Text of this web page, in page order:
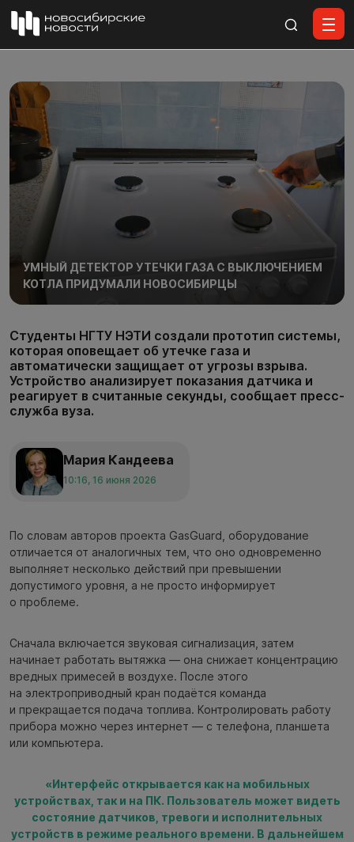
УМНЫЙ ДЕТЕКТОР УТЕЧКИ ГАЗА С ВЫКЛЮЧЕНИЕМ
КОТЛА ПРИДУМАЛИ НОВОСИБИРЦЫ
Студенты НГТУ НЭТИ создали прототип системы,
которая оповещает об утечке газа и
автоматически защищает от угрозы взрыва.
Устройство анализирует показания датчика и
реагирует в считанные секунды, сообщает пресс-
служба вуза.
Мария Кандеева
10:16, 16 июня 2026
По словам авторов проекта GasGuard, оборудование
отличается от аналогичных тем, что оно одновременно
выполняет несколько действий при превышении
допустимого уровня, а не просто информирует
о проблеме.
Сначала включается звуковая сигнализация, затем
начинает работать вытяжка — она снижает концентрацию
вредных примесей в воздухе. После этого
на электроприводный кран подаётся команда
и прекращается подача топлива. Контролировать работу
прибора можно через интернет — с телефона, планшета
или компьютера.
«Интерфейс открывается как на мобильных
устройствах, так и на ПК. Пользователь может видеть
состояние датчиков, тревоги и исполнительных
устройств в режиме реального времени. В дальнейшем